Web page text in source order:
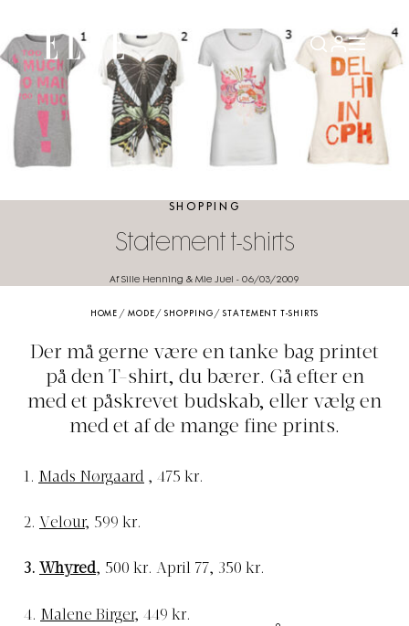
SHOPPING
Statement t-shirts
Af Sille Henning & Mie Juel - 06/03/2009
HOME / MODE /SHOPPING /STATEMENT T-SHIRTS
Der må gerne være en tanke bag printet
på den T-shirt, du bærer. Gå efter en
med et påskrevet budskab, eller vælg en
med et af de mange fine prints.
1. Mads Nørgaard , 475 kr.
2. Velour, 599 kr.
3. Whyred, 500 kr. April 77, 350 kr.
4. Malene Birger, 449 kr.